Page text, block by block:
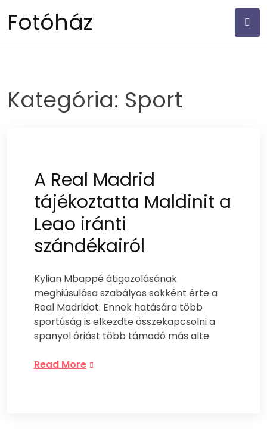
Fotóház
Kategória: Sport
A Real Madrid
tájékoztatta Maldinit a
Leao iránti
szándékairól
Kylian Mbappé átigazolásának
meghiúsulása szabályos sokként érte a
Real Madridot. Ennek hatására több
sportúság is elkezdte összekapcsolni a
spanyol óriást több támadó más alte
Read More